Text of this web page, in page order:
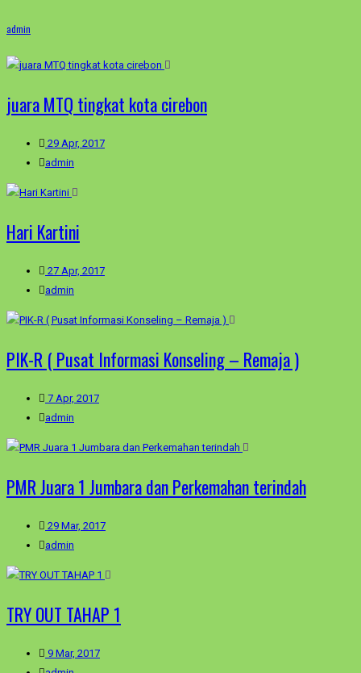
admin
juara MTQ tingkat kota cirebon
29 Apr, 2017
admin
Hari Kartini
27 Apr, 2017
admin
PIK-R ( Pusat Informasi Konseling – Remaja )
7 Apr, 2017
admin
PMR Juara 1 Jumbara dan Perkemahan terindah
29 Mar, 2017
admin
TRY OUT TAHAP 1
9 Mar, 2017